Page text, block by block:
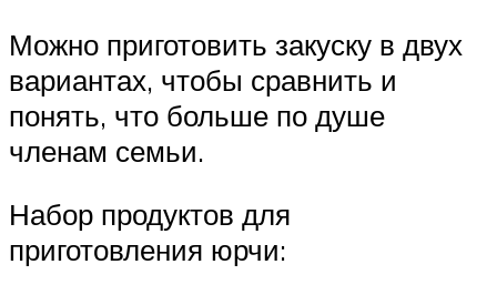
Можно приготовить закуску в двух
вариантах, чтобы сравнить и
понять, что больше по душе
членам семьи.
Набор продуктов для
приготовления юрчи: